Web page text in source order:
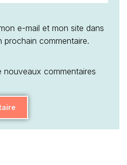
e-mail et mon site dans
prochain commentaire.
nouveaux commentaires